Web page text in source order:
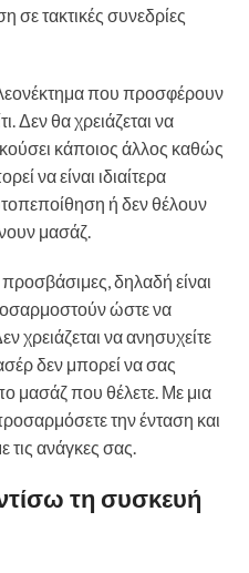
σε τακτικές συνεδρίες
που προσφέρουν
Δεν θα χρειάζεται να
κάποιος άλλος καθώς
να είναι ιδιαίτερα
ή δεν θέλουν
μασάζ.
προσβάσιμες, δηλαδή είναι
ώστε να
χρειάζεται να ανησυχείτε
δεν μπορεί να σας
μασάζ που θέλετε. Με μια
την ένταση και
τις ανάγκες σας.
τη συσκευή